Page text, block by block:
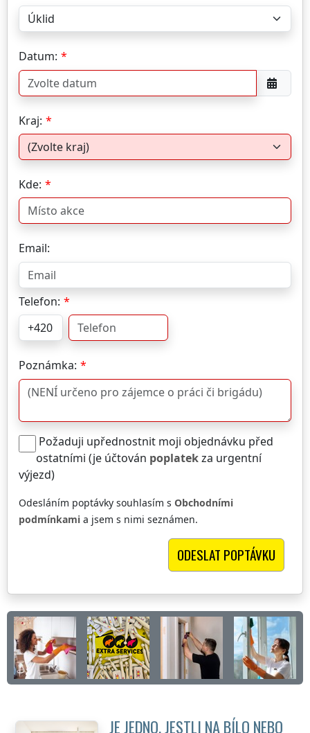
Datum:
Kraj:
Kde:
Email:
Telefon:
Poznámka:
Požaduji upřednostnit moji objednávku před
ostatními (je účtován poplatekza urgentní
výjezd)
Odesláním poptávky souhlasím s Obchodními
podmínkami a jsem s nimi seznámen.
JE JEDNO, JESTLI NA BÍLO NEBO